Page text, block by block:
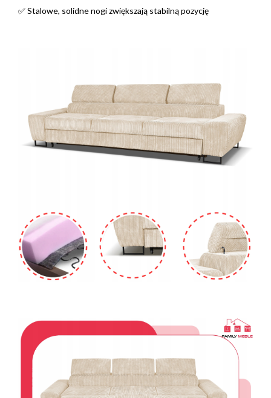
✅ Stalowe, solidne nogi zwiększają stabilną pozycję